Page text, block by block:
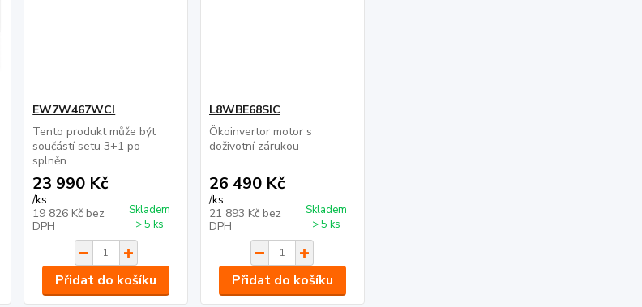
EW7W467WCI
Tento produkt může být
součástí setu 3+1 po
splněn...
23 990 Kč
/ks
19 826 Kč bez
DPH
Skladem
> 5 ks
Přidat do košíku
L8WBE68SIC
Ökoinvertor motor s
doživotní zárukou
26 490 Kč
/ks
21 893 Kč bez
DPH
Skladem
> 5 ks
Přidat do košíku